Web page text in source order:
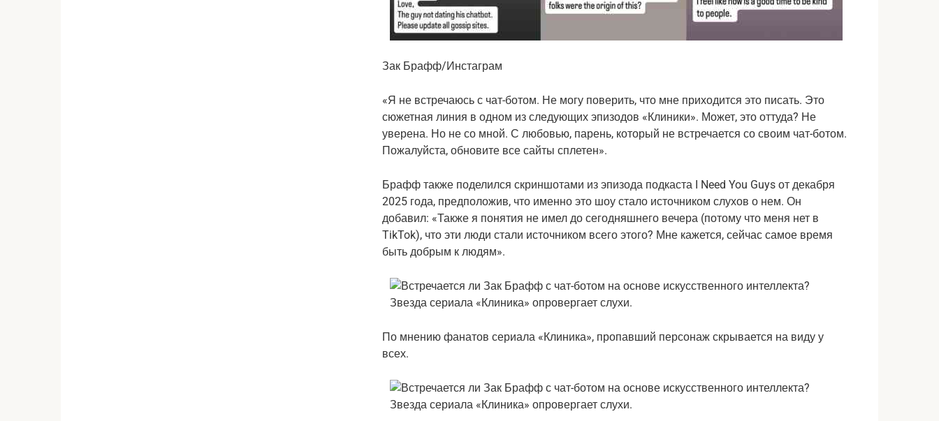
Зак Брафф/Инстаграм
«Я не встречаюсь с чат-ботом. Не могу поверить, что мне приходится это писать. Это
сюжетная линия в одном из следующих эпизодов «Клиники». Может, это оттуда? Не
уверена. Но не со мной. С любовью, парень, который не встречается со своим чат-ботом.
Пожалуйста, обновите все сайты сплетен».
Брафф также поделился скриншотами из эпизода подкаста I Need You Guys от декабря
2025 года, предположив, что именно это шоу стало источником слухов о нем. Он
добавил: «Также я понятия не имел до сегодняшнего вечера (потому что меня нет в
TikTok), что эти люди стали источником всего этого? Мне кажется, сейчас самое время
быть добрым к людям».
По мнению фанатов сериала «Клиника», пропавший персонаж скрывается на виду у
всех.